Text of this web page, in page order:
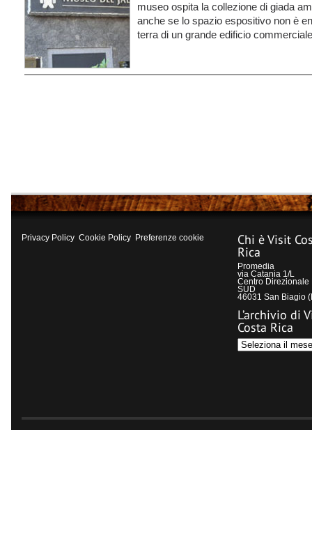
museo ospita la collezione di giada
anche se lo spazio espositivo non è
terra di un grande edificio
Privacy Policy Cookie Policy Preferenze cookie Chi è Visit
Rica
Promedia
via Catania 1/L
Centro Direzionale
SUD
46031 San Biagio
L’archivio di
Costa Rica
L’archivio
di